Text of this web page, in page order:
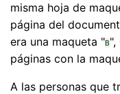
misma hoja de
página del
era una maqueta "B",
páginas con la
A las personas que